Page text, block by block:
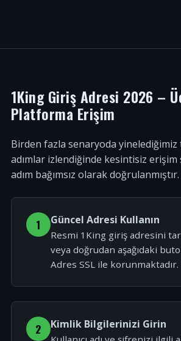
1King Giriş Adresi 2026 –
Platforma Erişim
Birden fazla senaryoda yinelediğimiz
adımlar izlendiğinde kesintisiz erişim
adım bağımsız olarak doğrulanmıştır.
1 Güncel Adresi Kullanın
Resmi 1King giriş adresini
veya doğrudan aşağıdaki
Adres SSL ile korunmaktadır.
2 Kimlik Bilgilerinizi Girin